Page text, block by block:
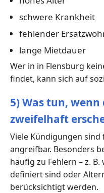
schwere Krankheit
fehlender
lange Mietdauer
Wer in in Flensburg
findet, kann sich auf
5) Was tun,
zweifelhaft
Viele Kündigungen
angreifbar. Besonders
häufig zu Fehlern – z.
definiert sind oder
berücksichtigt werden.